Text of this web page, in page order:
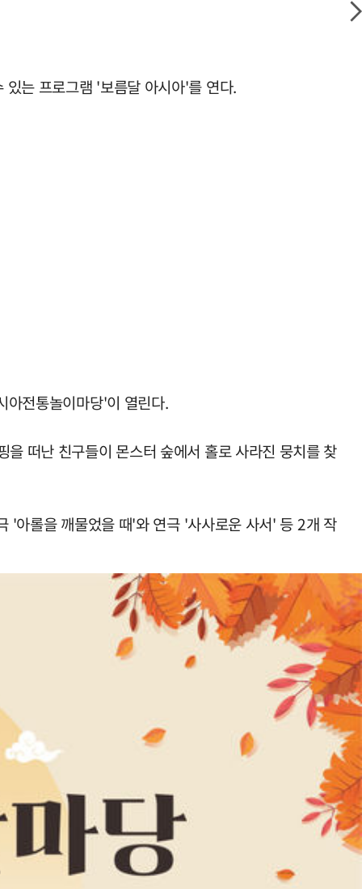
는 프로그램 '보름달 아시아'를 연다.
아전통놀이마당'이 열린다.
떠난 친구들이 몬스터 숲에서 홀로 사라진 뭉치를 찾
'아롤을 깨물었을 때'와 연극 '사사로운 사서' 등 2개 작